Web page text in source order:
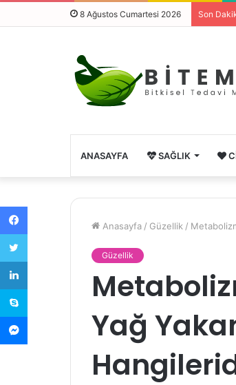
8 Ağustos Cumartesi 2026 Son
ANASAYFA SAĞLIK
Anasayfa / Güzellik /
Güzellik
Yağ
Facebook
Twitter
LinkedIn
Skype
Messenger